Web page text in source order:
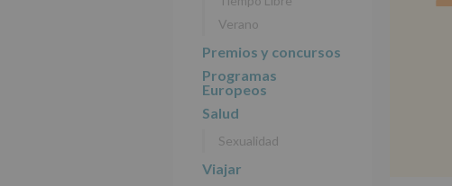
Verano
Premios y concursos
Programas
Europeos
Salud
Sexualidad
Viajar